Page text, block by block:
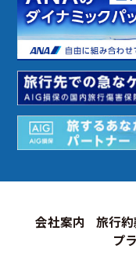
会社案内 旅行
プ